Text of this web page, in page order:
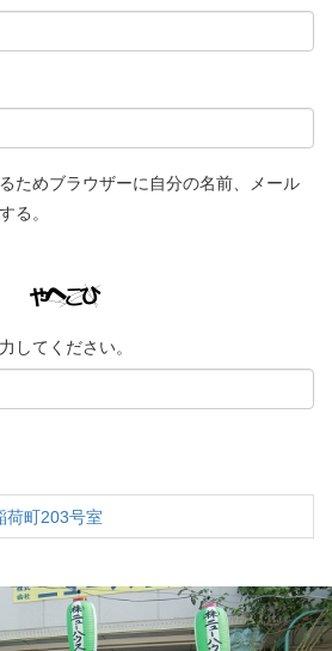
ためブラウザーに自分の名前、メール
る。
してください。
荷町203号室